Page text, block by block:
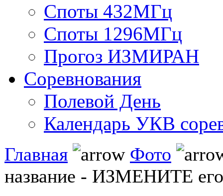
Споты 432МГц
Споты 1296МГц
Прогоз ИЗМИРАН
Соревнования
Полевой День
Календарь УКВ
Главная
Фото
название - ИЗМЕНИТЕ